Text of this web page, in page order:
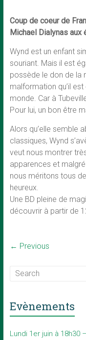
Coup de coeur de
Michael Dialynas
Wynd est un enfant
souriant. Mais il est
possède le don de la
malformation qu’il
monde. Car à
Pour lui, un bon être
Alors qu’elle semble
classiques, Wynd
veut nous montrer
apparences et
nous méritons tous
heureux.
Une BD pleine de
découvrir à partir de
← Previous
Evènements
Lundi 1er juin à 18h30